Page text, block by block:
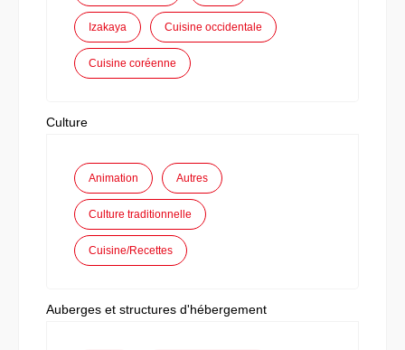
Izakaya Cuisine occidentale
Cuisine coréenne
Culture
Animation Autres
Culture traditionnelle
Cuisine/Recettes
Auberges et structures d'hébergement